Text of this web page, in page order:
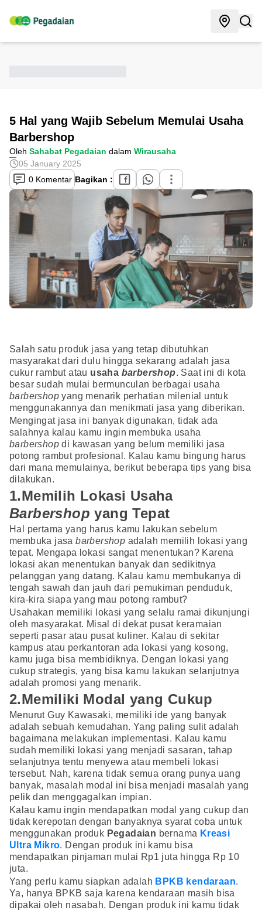
5 Hal yang Wajib Sebelum Memulai Usaha
Barbershop
Oleh Sahabat Pegadaian dalam Wirausaha
05 January 2025
0 Komentar Bagikan :
Salah satu produk jasa yang tetap dibutuhkan
masyarakat dari dulu hingga sekarang adalah jasa
cukur rambut atau usaha barbershop. Saat ini di kota
besar sudah mulai bermunculan berbagai usaha
barbershop yang menarik perhatian milenial untuk
menggunakannya dan menikmati jasa yang diberikan.
Mengingat jasa ini banyak digunakan, tidak ada
salahnya kalau kamu ingin membuka usaha
barbershop di kawasan yang belum memiliki jasa
potong rambut profesional. Kalau kamu bingung harus
dari mana memulainya, berikut beberapa tips yang bisa
dilakukan.
1.Memilih Lokasi Usaha
Barbershop yang Tepat
Hal pertama yang harus kamu lakukan sebelum
membuka jasabarbershop adalah memilih lokasi yang
tepat. Mengapa lokasi sangat menentukan? Karena
lokasi akan menentukan banyak dan sedikitnya
pelanggan yang datang. Kalau kamu membukanya di
tengah sawah dan jauh dari pemukiman penduduk,
kira-kira siapa yang mau potong rambut?
Usahakan memiliki lokasi yang selalu ramai dikunjungi
oleh masyarakat. Misal di dekat pusat keramaian
seperti pasar atau pusat kuliner. Kalau di sekitar
kampus atau perkantoran ada lokasi yang kosong,
kamu juga bisa membidiknya. Dengan lokasi yang
cukup strategis, yang bisa kamu lakukan selanjutnya
adalah promosi yang menarik.
2.Memiliki Modal yang Cukup
Menurut Guy Kawasaki, memiliki ide yang banyak
adalah sebuah kemudahan. Yang paling sulit adalah
bagaimana melakukan implementasi. Kalau kamu
sudah memiliki lokasi yang menjadi sasaran, tahap
selanjutnya tentu menyewa atau membeli lokasi
tersebut. Nah, karena tidak semua orang punya uang
banyak, masalah modal ini bisa menjadi masalah yang
pelik dan menggagalkan impian.
Kalau kamu ingin mendapatkan modal yang cukup dan
tidak kerepotan dengan banyaknya syarat coba untuk
menggunakan produk Pegadaian bernama Kreasi
Ultra Mikro. Dengan produk ini kamu bisa
mendapatkan pinjaman mulai Rp1 juta hingga Rp 10
juta.
Yang perlu kamu siapkan adalah BPKB kendaraan.
Ya, hanya BPKB saja karena kendaraan masih bisa
dipakai oleh nasabah. Dengan produk ini kamu tidak